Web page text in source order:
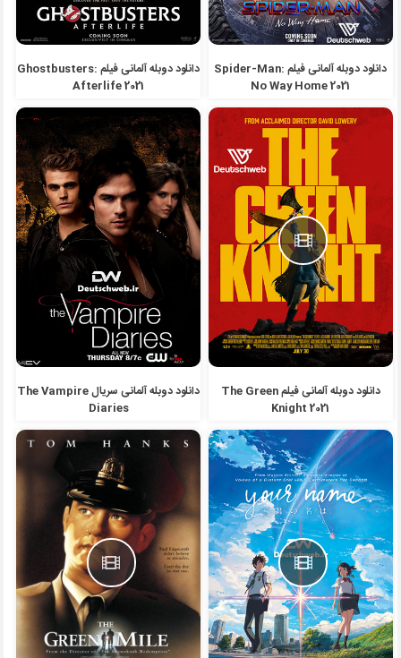
دانلود دوبله آلمانی فیلم Spider-Man:
No Way Home 2021
دانلود دوبله آلمانی فیلم Ghostbusters:
Afterlife 2021
دانلود دوبله آلمانی فیلم The Green
Knight 2021
دانلود دوبله آلمانی سریال The Vampire
Diaries